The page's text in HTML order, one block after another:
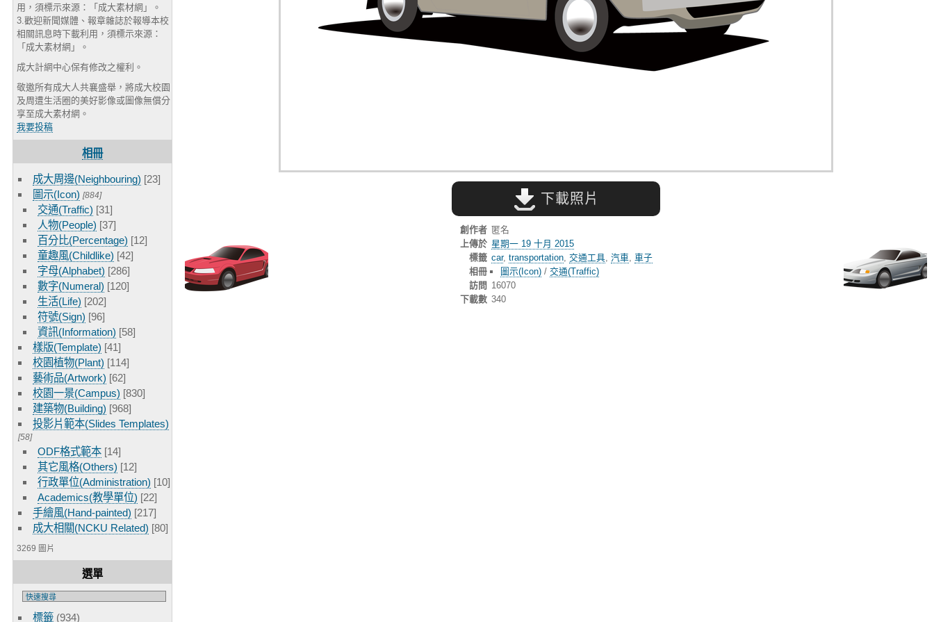
用，須標示來源：「成大素材網」。
3.歡迎新聞媒體、報章雜誌於報導本校
相關訊息時下載利用，須標示來源：
「成大素材網」。
成大計網中心保有修改之權利。
敬邀所有成大人共襄盛舉，將成大校園
及周遭生活圈的美好影像或圖像無償分
享至成大素材網。
我要投稿
相冊
成大周邊(Neighbouring) [23]
圖示(Icon) [884]
交通(Traffic) [31]
人物(People) [37]
百分比(Percentage) [12]
童趣風(Childlike) [42]
字母(Alphabet) [286]
數字(Numeral) [120]
生活(Life) [202]
符號(Sign) [96]
資訊(Information) [58]
樣版(Template) [41]
校園植物(Plant) [114]
藝術品(Artwork) [62]
校園一景(Campus) [830]
建築物(Building) [968]
投影片範本(Slides Templates)
[58]
ODF格式範本 [14]
其它風格(Others) [12]
行政單位(Administration) [10]
Academics(教學單位) [22]
手繪風(Hand-painted) [217]
成大相關(NCKU Related) [80]
3269 圖片
選單
標籤 (934)
下載照片
創作者 匿名
上傳於 星期一 19 十月 2015
標籤 car, transportation 交通工具 汽車
車子
相冊
圖示(Icon)/ 交通(Traffic)
訪問 16070
下載數 340